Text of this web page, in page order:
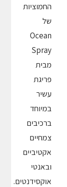
החמוציות
של
Ocean
Spray
מבית
פריגת
עשיר
במיוחד
ברכיבים
צמחיים
אקטיביים
ובאנטי
אוקסידנטים.